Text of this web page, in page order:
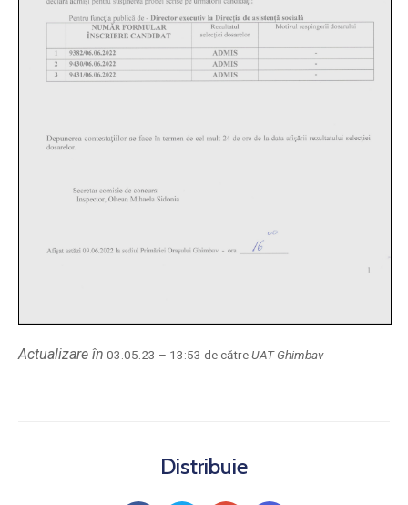
Actualizare în 03.05.23 – 13:53 de cătreUAT Ghimbav
Distribuie